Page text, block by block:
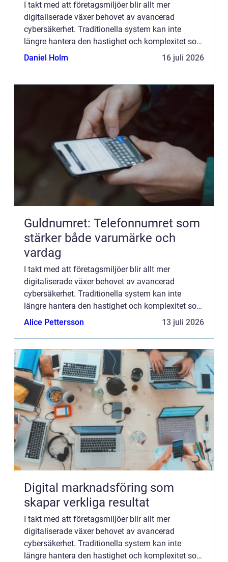
I takt med att företagsmiljöer blir allt mer
digitaliserade växer behovet av avancerad
cybersäkerhet. Traditionella system kan inte
längre hantera den hastighet och komplexitet som
moderna hot utgör. Lösningen kan l...
Daniel Holm 16 juli 2026
Guldnumret: Telefonnumret som
stärker både varumärke och
vardag
I takt med att företagsmiljöer blir allt mer
digitaliserade växer behovet av avancerad
cybersäkerhet. Traditionella system kan inte
längre hantera den hastighet och komplexitet som
moderna hot utgör. Lösningen kan l...
Alice Pettersson 13 juli 2026
Digital marknadsföring som
skapar verkliga resultat
I takt med att företagsmiljöer blir allt mer
digitaliserade växer behovet av avancerad
cybersäkerhet. Traditionella system kan inte
längre hantera den hastighet och komplexitet som